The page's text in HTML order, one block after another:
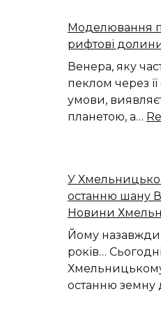
Моделювання
рифтові
Венера, яку
пеклом через
умови,
планетою, а…
У
останню шану
Новини
Йому
років…
останню земну